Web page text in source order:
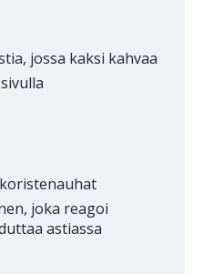
jossa kaksi kahvaa
joka reagoi
astiassa